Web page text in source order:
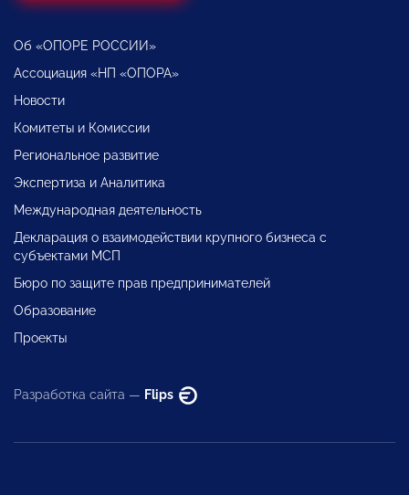
Об «ОПОРЕ РОССИИ»
Ассоциация «НП «ОПОРА»
Новости
Комитеты и Комиссии
Региональное развитие
Экспертиза и Аналитика
Международная деятельность
Декларация о взаимодействии крупного бизнеса с
субъектами МСП
Бюро по защите прав предпринимателей
Образование
Проекты
Разработка сайта — Flips